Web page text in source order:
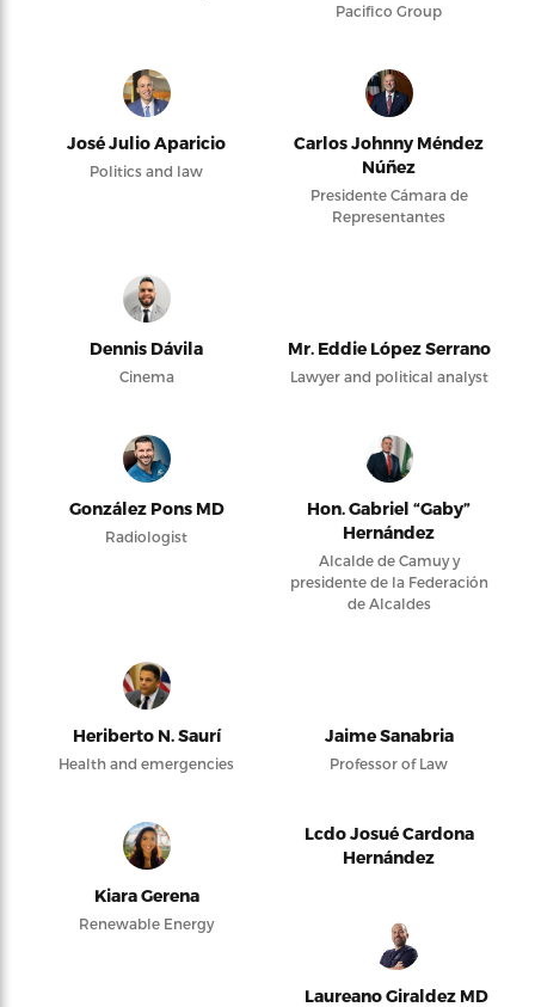
Pacifico Group
José Julio Aparicio
Politics and law
Carlos Johnny Méndez
Núñez
Presidente Cámara de
Representantes
Dennis Dávila
Cinema
Mr. Eddie López Serrano
Lawyer and political analyst
González Pons MD
Radiologist
Hon. Gabriel “Gaby”
Hernández
Alcalde de Camuy y
presidente de la Federación
de Alcaldes
Heriberto N. Saurí
Health and emergencies
Jaime Sanabria
Professor of Law
Kiara Gerena
Renewable Energy
Lcdo Josué Cardona
Hernández
Laureano Giraldez MD